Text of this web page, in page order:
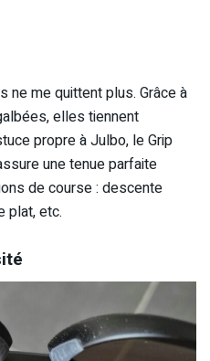
ne me quittent plus. Grâce à
elles tiennent
propre à Julbo, le Grip
une tenue parfaite
de course : descente
plat, etc.